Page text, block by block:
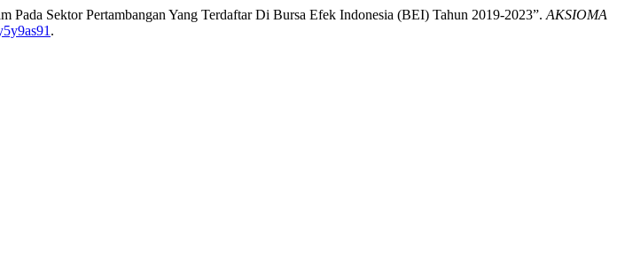
Pada Sektor Pertambangan Yang Terdaftar Di Bursa Efek Indonesia (BEI) Tahun 2019-2023”. AKSIOMA
.